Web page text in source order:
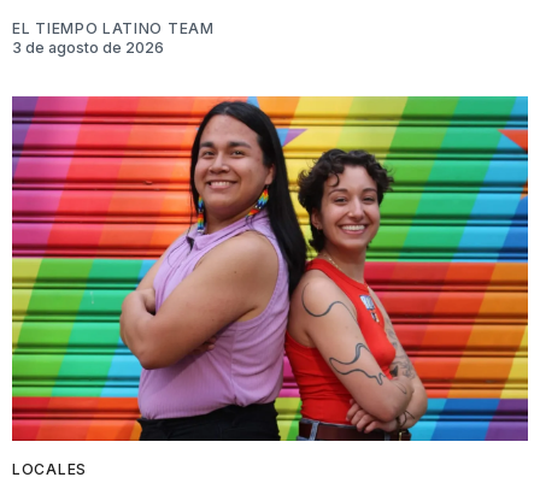
EL TIEMPO LATINO TEAM
3 de agosto de 2026
LOCALES